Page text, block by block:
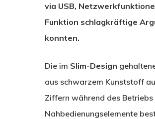
via USB,
Funktion schlagkräftige
konnten.
Die im Slim-Design
aus schwarzem Kunststoff
Ziffern während des
Nahbedienungselemente